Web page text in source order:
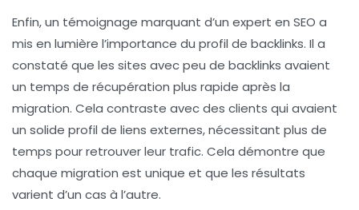
Enfin, un témoignage marquant d’un expert en SEO a
mis en lumière l’importance du profil de backlinks. Il a
constaté que les sites avec peu de backlinks avaient
un temps de récupération plus rapide après la
migration. Cela contraste avec des clients qui avaient
un solide profil de liens externes, nécessitant plus de
temps pour retrouver leur trafic. Cela démontre que
chaque migration est unique et que les résultats
varient d’un cas à l’autre.